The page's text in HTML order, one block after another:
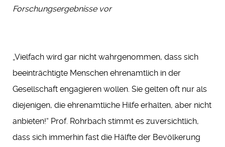
Forschungsergebnisse vor
„Vielfach wird gar nicht wahrgenommen, dass sich
beeinträchtigte Menschen ehrenamtlich in der
Gesellschaft engagieren wollen. Sie gelten oft nur als
diejenigen, die ehrenamtliche Hilfe erhalten, aber nicht
anbieten!“ Prof. Rohrbach stimmt es zuversichtlich,
dass sich immerhin fast die Hälfte der Bevölkerung